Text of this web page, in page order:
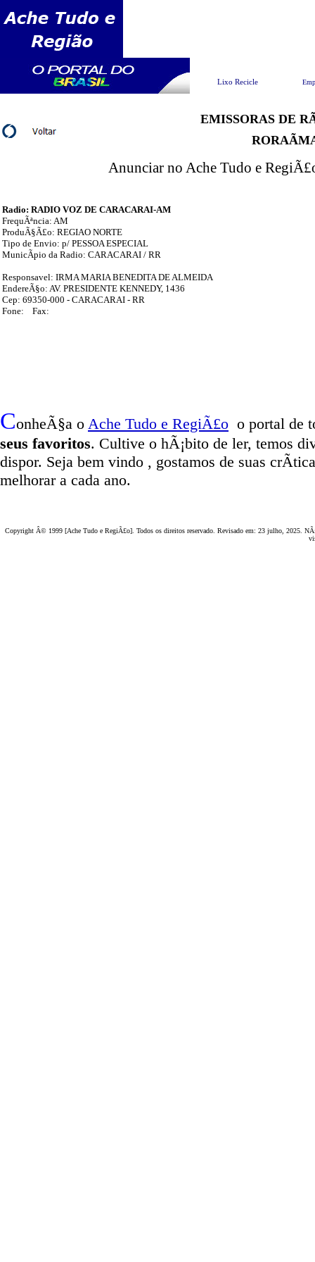
Lixo Recicle
EMISSORAS DE
Anunciar no Ache Tudo e
Radio: RADIO VOZ DE CARACARAI-AM
FrequÃªncia: AM
ProduÃ§Ã£o: REGIAO NORTE
Tipo de Envio: p/ PESSOA ESPECIAL
MunicÃ­pio da Radio: CARACARAI / RR
Responsavel: IRMA MARIA BENEDITA DE ALMEIDA
EndereÃ§o: AV. PRESIDENTE KENNEDY, 1436
Cep: 69350-000 - CARACARAI - RR
Fone: Fax:
ConheÃ§a o Ache Tudo e RegiÃ£o o portal de
seus favoritos. Cultive o hÃ¡bito de ler, temos
dispor. Seja bem vindo , gostamos de suas
melhorar a cada ano.
Copyright Â© 1999 [Ache Tudo e RegiÃ£o]. Todos os direitos reservado. Revisado em: 23 julho, 2025 .